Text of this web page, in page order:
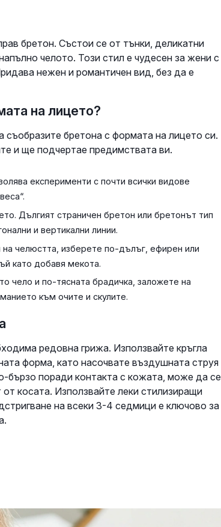
бретон. Състои се от тънки, деликатни
челото. Този стил е чудесен за жени с
нежен и романтичен вид, без да е
на лицето?
бретона с формата на лицето си.
и ще подчертае предимствата ви.
експерименти с почти всички видове
Дългият страничен бретон или бретонът тип
и вертикални линии.
челюстта, изберете по-дълъг, ефирен или
като добавя мекота.
чело и по-тясната брадичка, заложете на
към очите и скулите.
редовна грижа. Използвайте кръгла
форма, като насочвате въздушната струя
бързо поради контакта с кожата, може да се
косата. Използвайте леки стилизиращи
на всеки 3-4 седмици е ключово за